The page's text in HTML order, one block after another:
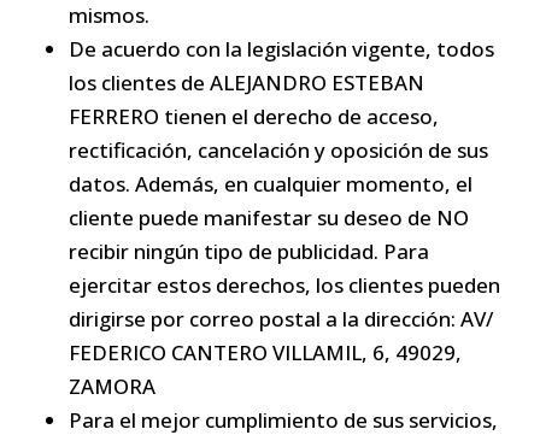
mismos.
De acuerdo con la legislación vigente, todos
los clientes de ALEJANDRO ESTEBAN
FERRERO tienen el derecho de acceso,
rectificación, cancelación y oposición de sus
datos. Además, en cualquier momento, el
cliente puede manifestar su deseo de NO
recibir ningún tipo de publicidad. Para
ejercitar estos derechos, los clientes pueden
dirigirse por correo postal a la dirección: AV/
FEDERICO CANTERO VILLAMIL, 6, 49029,
ZAMORA
Para el mejor cumplimiento de sus servicios,